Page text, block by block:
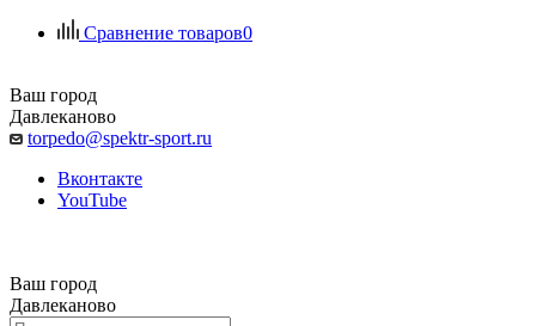
Сравнение товаров0
Ваш город
Давлеканово
torpedo@spektr-sport.ru
Вконтакте
YouTube
Ваш город
Давлеканово